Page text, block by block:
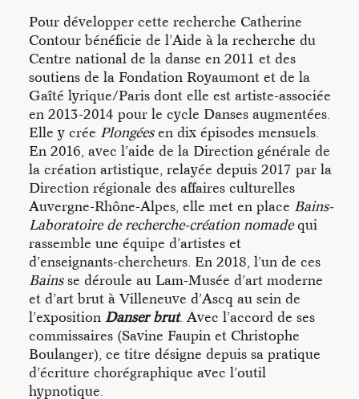
Pour développer cette recherche Catherine
Contour bénéficie de l’Aide à la recherche du
Centre national de la danse en 2011 et des
soutiens de la Fondation Royaumont et de la
Gaîté lyrique/Paris dont elle est artiste-associée
en 2013-2014 pour le cycle Danses augmentées.
Elle y crée Plongéesen dix épisodes mensuels.
En 2016, avec l’aide de la Direction générale de
la création artistique, relayée depuis 2017 par la
Direction régionale des affaires culturelles
Auvergne-Rhône-Alpes, elle met en place Bains-
Laboratoire de recherche-création nomadequi
rassemble une équipe d’artistes et
d’enseignants-chercheurs. En 2018, l’un de ces
Bainsse déroule au Lam-Musée d’art moderne
et d’art brut à Villeneuve d’Ascq au sein de
l’exposition Danser brut. Avec l’accord de ses
commissaires (Savine Faupin et Christophe
Boulanger), ce titre désigne depuis sa pratique
d’écriture chorégraphique avec l’outil
hypnotique.